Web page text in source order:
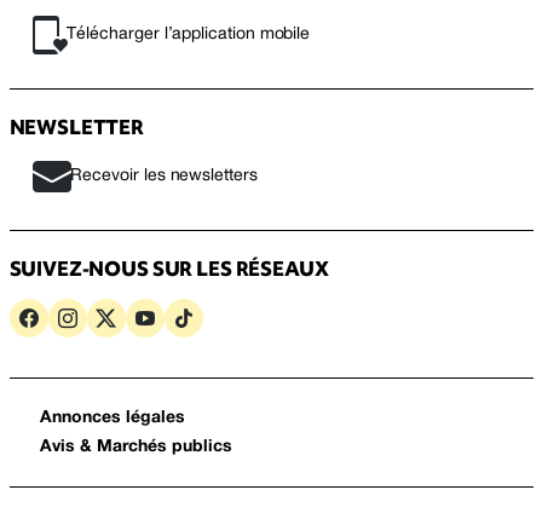
Télécharger l’application mobile
NEWSLETTER
Recevoir les newsletters
SUIVEZ-NOUS SUR LES RÉSEAUX
Annonces légales
Avis & Marchés publics